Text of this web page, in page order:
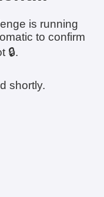
is running
to confirm
🔒.
shortly.